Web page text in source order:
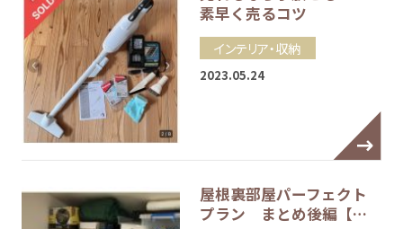
素早く売るコツ
インテリア・収納
2023.05.24
屋根裏部屋パーフェクト
プラン まとめ後編【…